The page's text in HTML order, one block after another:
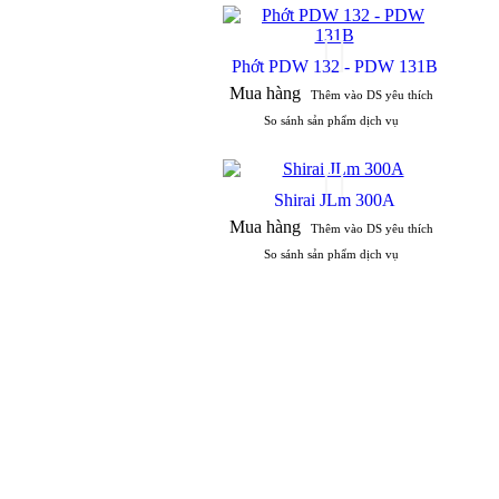
Phớt PDW 132 - PDW 131B
Mua hàng
Thêm vào DS yêu thích
So sánh sản phẩm dịch vụ
Shirai JLm 300A
Mua hàng
Thêm vào DS yêu thích
So sánh sản phẩm dịch vụ